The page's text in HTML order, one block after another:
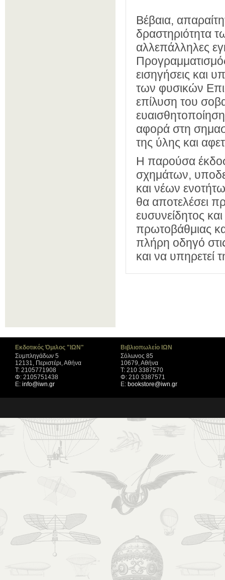
Βέβαια,
δραστηριότητα
αλλεπάλληλες
εισηγήσεις και
των φυσικών
επίλυση του
αφορά στη
της ύλης και
Η παρούσα
σχημάτων,
και νέων
θα αποτελέσει
ευσυνείδητος
πρωτοβάθμιας
πλήρη οδηγό
και να υπηρετεί
Εκδοτικός Όμιλος "ΙΩΝ"
Συμπληγάδων 5
12131, Περιστέρι, Αθήνα
Τ: 2105771908
Φ: 2105751438
Ε: info@iwn.gr
Βιβλιοπωλείο ΙΩΝ
Σόλωνος 85
10679, Αθήνα
Τ: 210 3387570
Φ: 210 3387571
Ε: bookstore@iwn.gr